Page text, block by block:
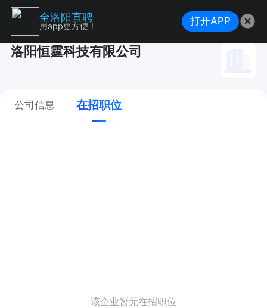
洛阳恒霆科技有限公司
公司信息 在招职位
该企业暂无在招职位
全洛阳直聘
用app更方便！ 打开APP